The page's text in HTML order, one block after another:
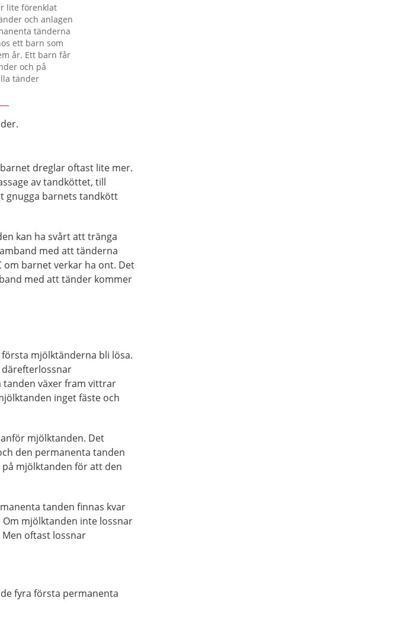
lite förenklat
och anlagen
tänderna
ett barn som
år. Ett barn får
och på
tänder
dreglar oftast lite mer.
av tandköttet, till
gnugga barnets tandkött
kan ha svårt att tränga
med att tänderna
om barnet verkar ha ont. Det
med att tänder kommer
mjölktänderna bli lösa.
tanden växer fram vittrar
inget fäste och
mjölktanden. Det
den permanenta tanden
på mjölktanden för att den
tanden finnas kvar
mjölktanden inte lossnar
oftast lossnar
fyra första permanenta